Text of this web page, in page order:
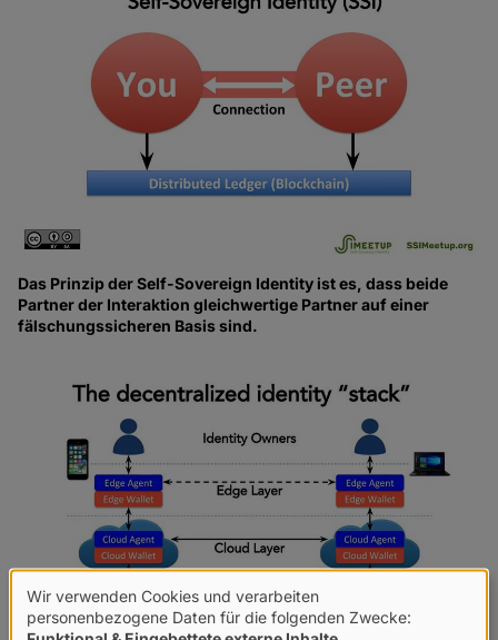
Das Prinzip der Self-Sovereign Identity ist es, dass beide
Partner der Interaktion gleichwertige Partner auf einer
fälschungssicheren Basis sind.
Verwendung
Wir verwenden Cookies und verarbeiten
personenbezogene Daten für die folgenden Zwecke: